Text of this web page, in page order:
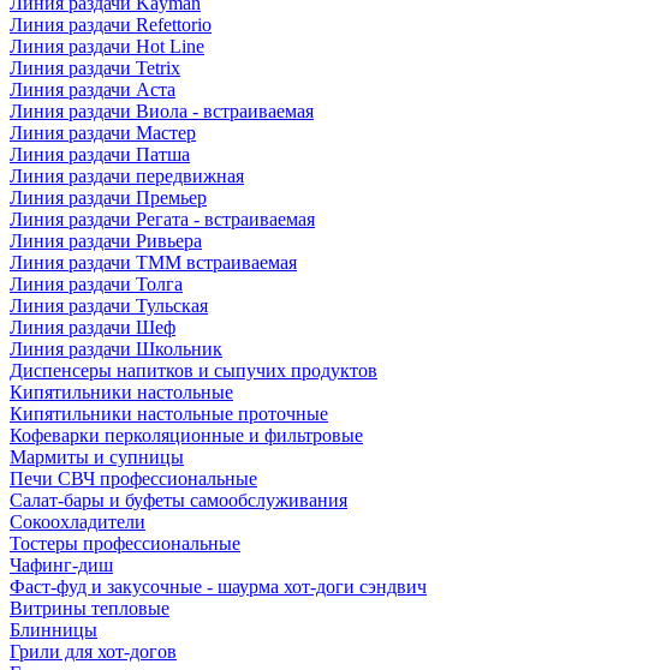
Линия раздачи Refettorio
Линия раздачи Hot Line
Линия раздачи Tetrix
Линия раздачи Аста
Линия раздачи Виола - встраиваемая
Линия раздачи Мастер
Линия раздачи Патша
Линия раздачи передвижная
Линия раздачи Премьер
Линия раздачи Регата - встраиваемая
Линия раздачи Ривьера
Линия раздачи ТММ встраиваемая
Линия раздачи Толга
Линия раздачи Тульская
Линия раздачи Шеф
Линия раздачи Школьник
Диспенсеры напитков и сыпучих продуктов
Кипятильники настольные
Кипятильники настольные проточные
Кофеварки перколяционные и фильтровые
Мармиты и супницы
Печи СВЧ профессиональные
Салат-бары и буфеты самообслуживания
Сокоохладители
Тостеры профессиональные
Чафинг-диш
Фаст-фуд и закусочные - шаурма хот-доги сэндвич
Витрины тепловые
Блинницы
Грили для хот-догов